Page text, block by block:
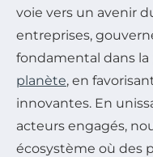
voie vers un avenir
entreprises,
fondamental dans la
planète, en
innovantes. En
acteurs engagés,
écosystème où des